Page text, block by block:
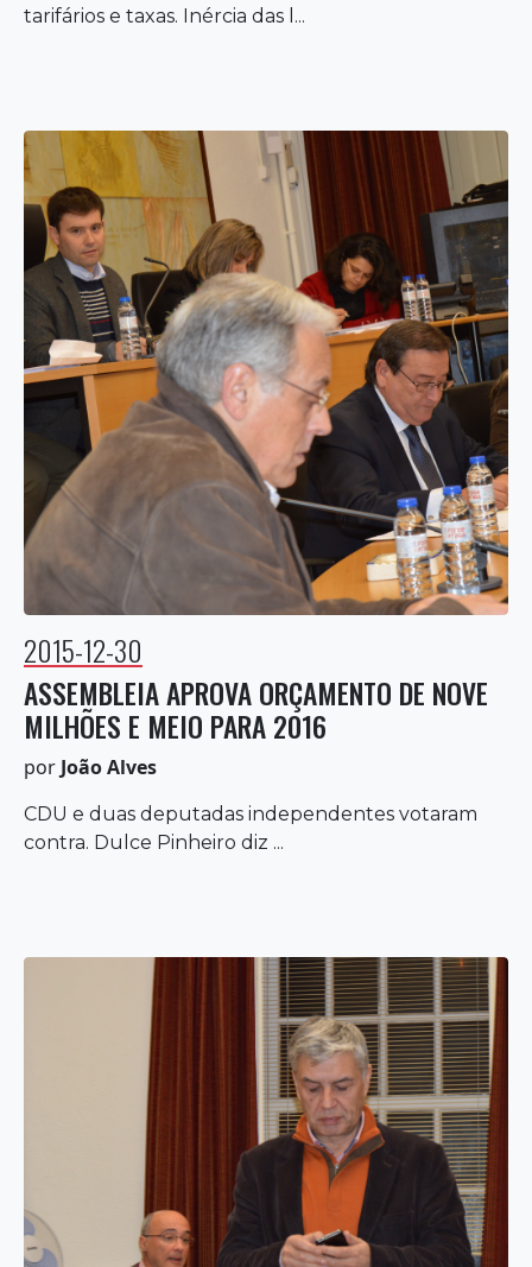
tarifários e taxas. Inércia das l...
2015-12-30
ASSEMBLEIA APROVA ORÇAMENTO DE NOVE
MILHÕES E MEIO PARA 2016
por João Alves
CDU e duas deputadas independentes votaram
contra. Dulce Pinheiro diz ...